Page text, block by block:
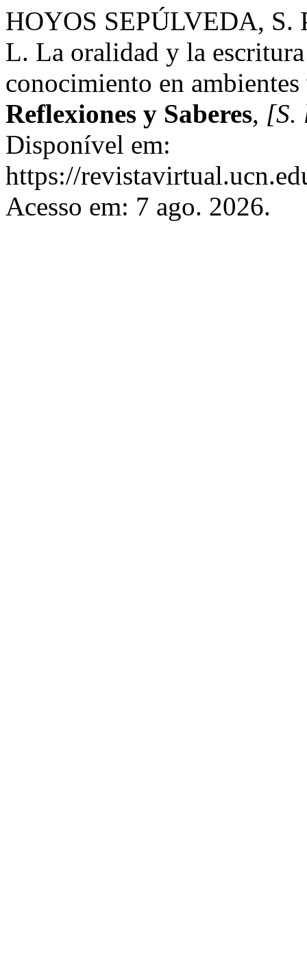
HOYOS SEPÚLVEDA, S.
L. La oralidad y la
conocimiento en
Reflexiones y Saberes, [S.
Disponível em:
https://
Acesso em: 7 ago. 2026.